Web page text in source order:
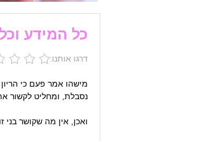
כל המידע
דרגו אותנו:
מישהו אמר פעם כי
נסבלת, ומחליט לקשור
ואכן, אין מה שקושר בני